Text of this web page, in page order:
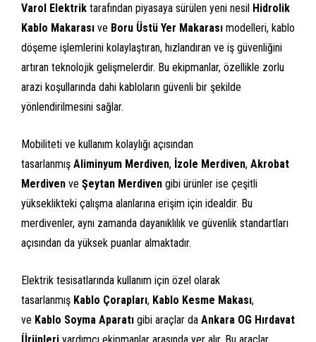
Varol Elektrik tarafından piyasaya sürülen yeni nesil Hidrolik
Kablo Makarası ve Boru Üstü Yer Makarası modelleri, kablo
döşeme işlemlerini kolaylaştıran, hızlandıran ve iş güvenliğini
artıran teknolojik gelişmelerdir. Bu ekipmanlar, özellikle zorlu
arazi koşullarında dahi kabloların güvenli bir şekilde
yönlendirilmesini sağlar.
Mobiliteti ve kullanım kolaylığı açısından
tasarlanmış Aliminyum Merdiven, İzole Merdiven, Akrobat
Merdiven ve Şeytan Merdiven gibi ürünler ise çeşitli
yükseklikteki çalışma alanlarına erişim için idealdir. Bu
merdivenler, aynı zamanda dayanıklılık ve güvenlik standartları
açısından da yüksek puanlar almaktadır.
Elektrik tesisatlarında kullanım için özel olarak
tasarlanmış Kablo Çorapları, Kablo Kesme Makası,
ve Kablo Soyma Aparatı gibi araçlar da Ankara OG Hırdavat